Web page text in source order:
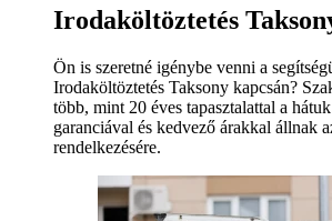
Irodaköltöztetés
Ön is szeretné igénybe venni a
Irodaköltöztetés Taksony kapcsán?
több, mint 20 éves tapasztalattal a
garanciával és kedvező árakkal állnak
rendelkezésére.